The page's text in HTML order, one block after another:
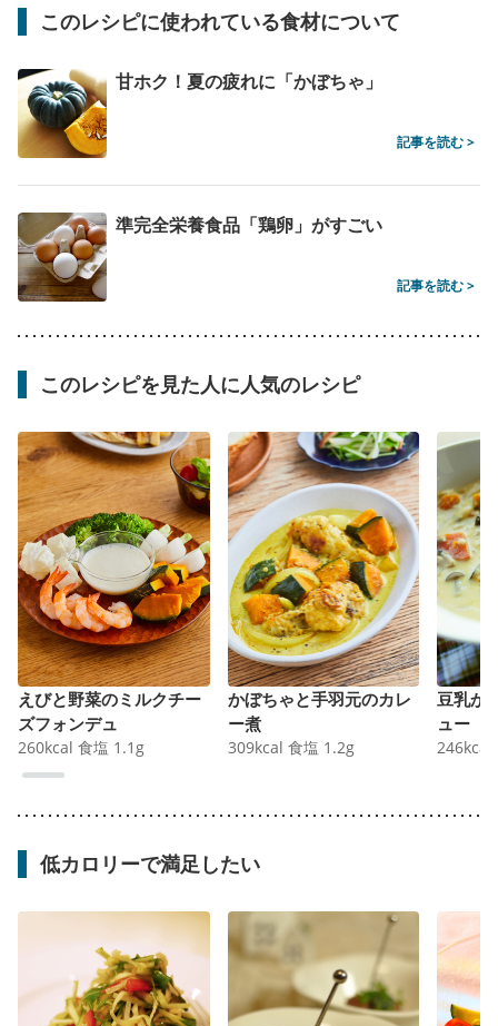
このレシピに使われている食材について
甘ホク！夏の疲れに「かぼちゃ」
記事を読む >
準完全栄養食品「鶏卵」がすごい
記事を読む >
このレシピを見た人に人気のレシピ
えびと野菜のミルクチー
ズフォンデュ
260kcal 食塩 1.1 g
かぼちゃと手羽元のカレ
ー煮
309kcal 食塩 1.2g
豆乳か
ュー
246kcal
低カロリーで満足したい